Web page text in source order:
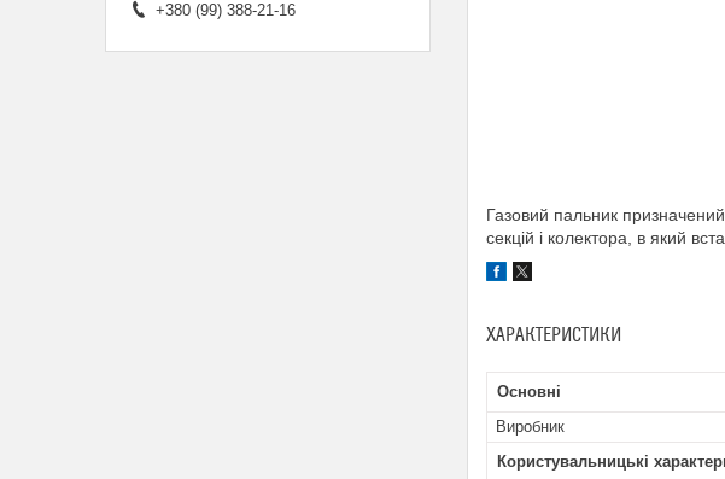
Газовий пальник
секцій і колектора, в який
ХАРАКТЕРИСТИКИ
Основні
Виробник
Користувальницькі
+380 (99) 388-21-16